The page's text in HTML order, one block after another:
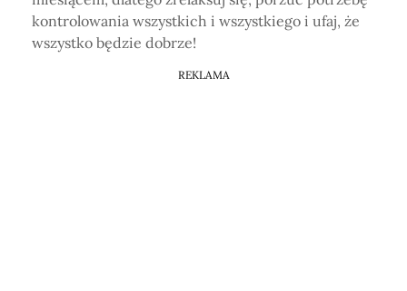
kontrolowania wszystkich i wszystkiego i ufaj, że
wszystko będzie dobrze!
REKLAMA